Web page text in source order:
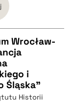
Wrocław-
i
Śląska"
Historii